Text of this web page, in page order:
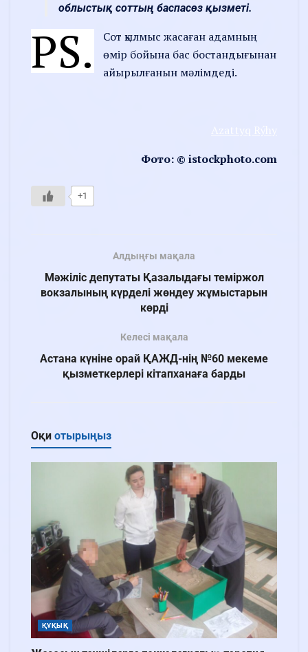
облыстық соттың баспасөз қызметі.
PS.
Сот қылмыс жасаған адамның
өмір бойына бас бостандығынан
айырылғанын мәлімдеді.
Azattyq Rýhy
Фото: © istockphoto.com
+1
Алдыңғы мақала
Мәжіліс депутаты Қазалыдағы теміржол
вокзалының күрделі жөндеу жұмыстарын
көрді
Келесі мақала
Астана күніне орай ҚАЖД-нің №60 мекеме
қызметкерлері кітапханаға барды
Оқи отырыңыз
ҚҰҚЫҚ